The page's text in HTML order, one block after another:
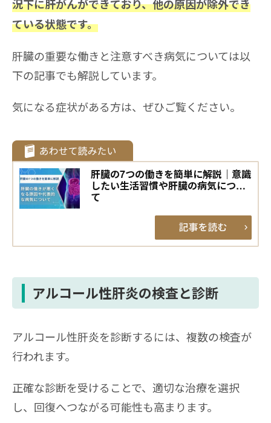
況下に肝がんができており、他の原因が除外でき
ている状態です。
肝臓の重要な働きと注意すべき病気については以
下の記事でも解説しています。
気になる症状がある方は、ぜひご覧ください。
肝臓の7つの働きを簡単に解説｜意識
したい生活習慣や肝臓の病気につい
て
アルコール性肝炎の検査と診断
アルコール性肝炎を診断するには、複数の検査が
行われます。
正確な診断を受けることで、適切な治療を選択
し、回復へつながる可能性も高まります。